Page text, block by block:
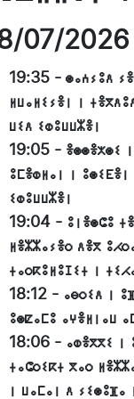
07/2026
19:35 - ⵙⴰⵄⵢⵓⴷ
ⵍⵡⴰⵍⵉⵢⴻⵏ ⵏ
ⵡⵉⴷ ⵉⵀⵓⵡⵡⵣⴻⵏ
19:05 - ⴻⵙⵙⴻⵅⵙⵉ
ⵓⵎⴻⵀⵍⴰⵏ ⵏ
ⵉⵀⵓⵡⵡⵣⴻⵏ
19:04 - ⵓⵏⴻⵙⵛⵓ
ⵍⴻⵣⵣⴰⵢⴻⵔ ⴷⴻⴳ
ⵜⴰⵔⴽⵓⵍⵓⵊⵉⵜ ⵏ
18:12 - ⴰⴱⵔⵉⴷ ⵏ
ⵓⵙⵇⴰⵎⵓ ⴰⵖⴻⵍⵏⴰⵡ
18:06 - ⴰⵀⴻⴳⴳⵉ ⵏ
ⵜⴰⵛⵔⵉⴽⵜ ⴳⴰⵔ
ⵏ ⵡⴰⵎⴰⵏ ⴷ ⵢⵉⵙⵓⴼⴰ